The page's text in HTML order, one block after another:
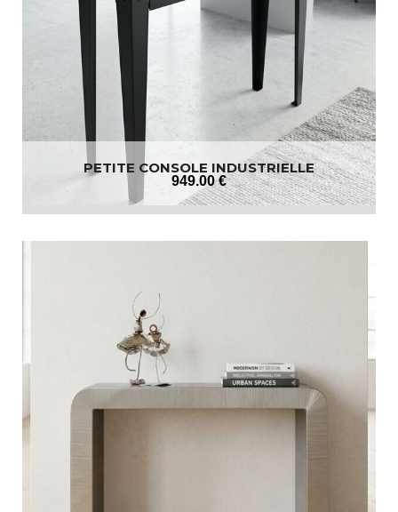
PETITE CONSOLE INDUSTRIELLE
949.00 €